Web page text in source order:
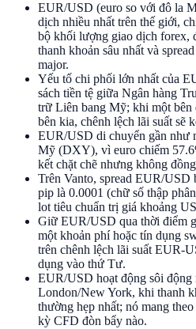
EUR/USD (euro so với đô la
dịch nhiều nhất trên thế giới,
bộ khối lượng giao dịch forex,
thanh khoản sâu nhất và
major.
Yếu tố chi phối lớn nhất của
sách tiền tệ giữa Ngân hàng
trữ Liên bang Mỹ; khi một bên
bên kia, chênh lệch lãi suất sẽ
EUR/USD di chuyển gần như
Mỹ (DXY), vì euro chiếm
kết chặt chẽ nhưng không
Trên Vanto, spread EUR/USD
pip là 0.0001 (chữ số thập
lot tiêu chuẩn trị giá khoảng
Giữ EUR/USD qua thời điểm
một khoản phí hoặc tín dụng
trên chênh lệch lãi suất EUR-
dụng vào thứ Tư.
EUR/USD hoạt động sôi động
London/New York, khi thanh
thường hẹp nhất; nó mang
kỳ CFD đòn bẩy nào.